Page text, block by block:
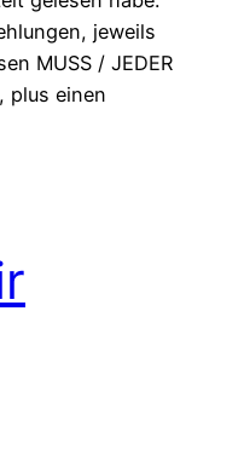
jeweils
MUSS / JEDER
plus einen